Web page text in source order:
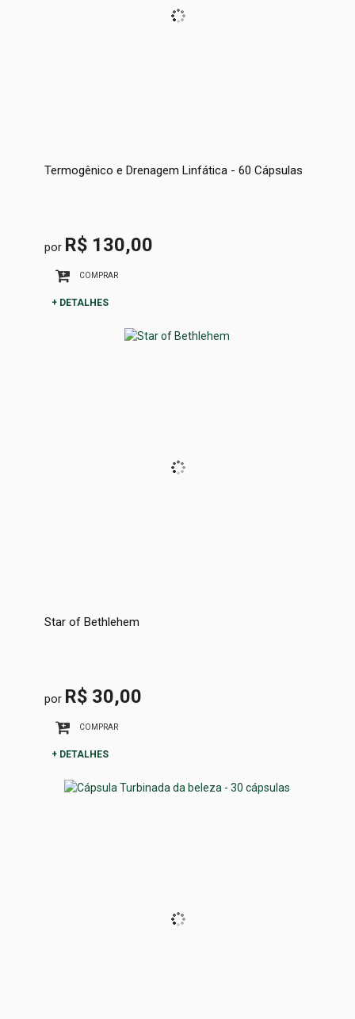
Termogênico e Drenagem Linfática - 60 Cápsulas
por R$ 130,00
COMPRAR
+ DETALHES
Star of Bethlehem
por R$ 30,00
COMPRAR
+ DETALHES